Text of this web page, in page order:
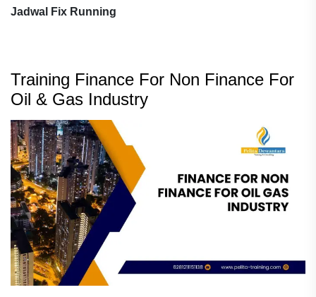
Jadwal Fix Running
Training Finance For Non Finance For
Oil & Gas Industry